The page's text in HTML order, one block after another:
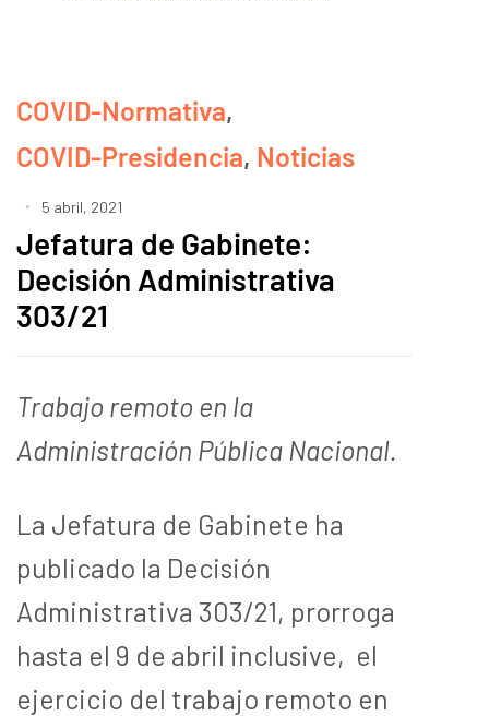
COVID-Normativa,
COVID-Presidencia, Noticias
5 abril, 2021
Jefatura de Gabinete:
Decisión Administrativa
303/21
Trabajo remoto en la
Administración Pública Nacional.
La Jefatura de Gabinete ha
publicado la Decisión
Administrativa 303/21, prorroga
hasta el 9 de abril inclusive, el
ejercicio del trabajo remoto en